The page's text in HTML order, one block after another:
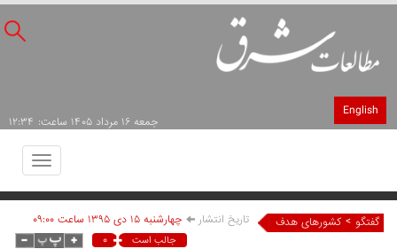
English
جمعه ۱۶ مرداد ۱۴۰۵ ساعت: ۱۲:۳۴
Toggle
گفتگو > کشورهای هدف تاریخ انتشار چهارشنبه ۱۵ دی ۱۳۹۵ ساعت ۰۹:۰۰
جالب است ۰